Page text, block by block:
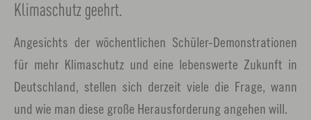
Klimaschutz geehrt.
Angesichts der wöchentlichen Schüler-Demonstrationen
für mehr Klimaschutz und eine lebenswerte Zukunft in
Deutschland, stellen sich derzeit viele die Frage, wann
und wie man diese große Herausforderung angehen will.